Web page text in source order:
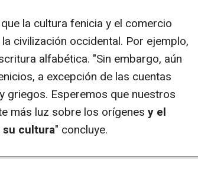
la cultura fenicia y el comercio
civilización occidental. Por ejemplo,
alfabética. "Sin embargo, aún
a excepción de las cuentas
griegos. Esperemos que nuestros
más luz sobre los orígenes y el
cultura" concluye.